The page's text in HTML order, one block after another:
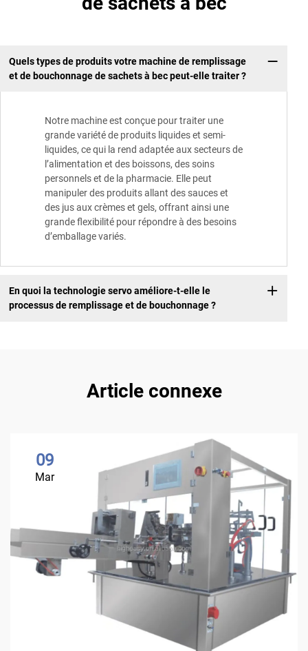
Quels types de produits votre machine de remplissage
et de bouchonnage de sachets à bec peut-elle traiter ?
Notre machine est conçue pour traiter une
grande variété de produits liquides et semi-
liquides, ce qui la rend adaptée aux secteurs de
l’alimentation et des boissons, des soins
personnels et de la pharmacie. Elle peut
manipuler des produits allant des sauces et
des jus aux crèmes et gels, offrant ainsi une
grande flexibilité pour répondre à des besoins
d’emballage variés.
En quoi la technologie servo améliore-t-elle le
processus de remplissage et de bouchonnage ?
Article connexe
09
Mar